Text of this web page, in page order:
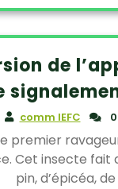
de
comm IEFC
premier
Cet insecte
pin, d’épicéa, de